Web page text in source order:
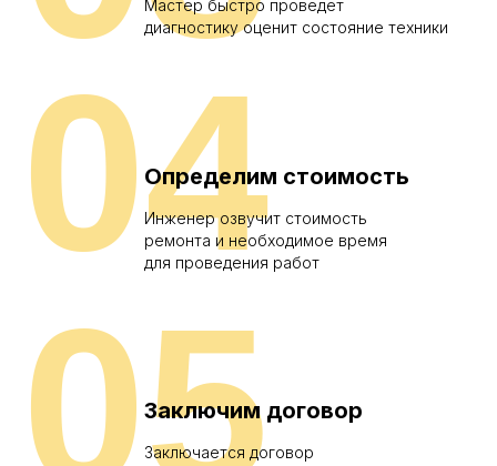
Мастер быстро проведет
диагностику оценит состояние техники
Определим стоимость
Инженер озвучит стоимость
ремонта и необходимое время
для проведения работ
04
Заключим договор
Заключается договор
05